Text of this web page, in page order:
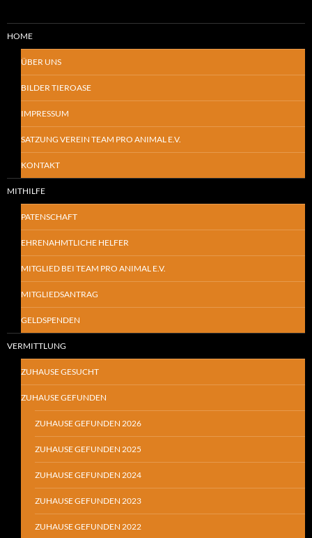
HOME
ÜBER UNS
BILDER TIEROASE
IMPRESSUM
SATZUNG VEREIN TEAM PRO ANIMAL E.V.
KONTAKT
MITHILFE
PATENSCHAFT
EHRENAHMTLICHE HELFER
MITGLIED BEI TEAM PRO ANIMAL E.V.
MITGLIEDSANTRAG
GELDSPENDEN
VERMITTLUNG
ZUHAUSE GESUCHT
ZUHAUSE GEFUNDEN
ZUHAUSE GEFUNDEN 2026
ZUHAUSE GEFUNDEN 2025
ZUHAUSE GEFUNDEN 2024
ZUHAUSE GEFUNDEN 2023
ZUHAUSE GEFUNDEN 2022